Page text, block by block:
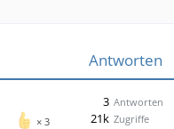
Antworten
3
Antworten
3
Zugriffe
21k